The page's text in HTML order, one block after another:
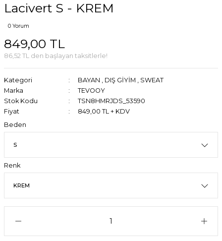
Lacivert S - KREM
0 Yorum
849,00 TL
86,52 TL den başlayan taksitlerle!
Kategori BAYAN , DIŞ GİYİM , SWEAT
Marka
TEVOOY
Stok Kodu
TSN8HMRJDS_53590
Fiyat
849,00 TL + KDV
Beden
Renk